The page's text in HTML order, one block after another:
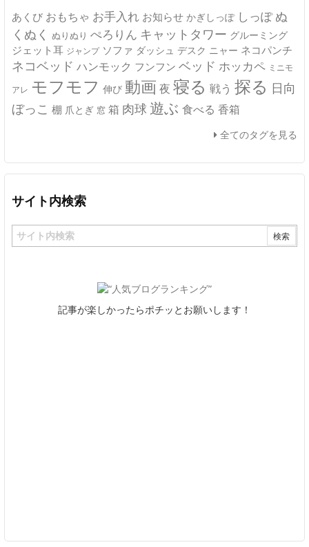
あくび おもちゃ お手入れ お知らせ かぎしっぽ しっぽ ぬ
くぬく ぬりぬり ぺろりん キャットタワー グルーミング
ジェット耳 ジャンプ ソファ ダッシュ デスク ニャー ネコパンチ
ネコベッド ハンモック フンフン ベッド ホッカペ ミニモ
アレ モフモフ 伸び 動画 夜 寝る 戦う 探る 日向
ぼっこ 棚 爪とぎ 窓 箱 肉球 遊ぶ 食べる 香箱
全てのタグを見る
サイト内検索
記事が楽しかったらポチッとお願いします！